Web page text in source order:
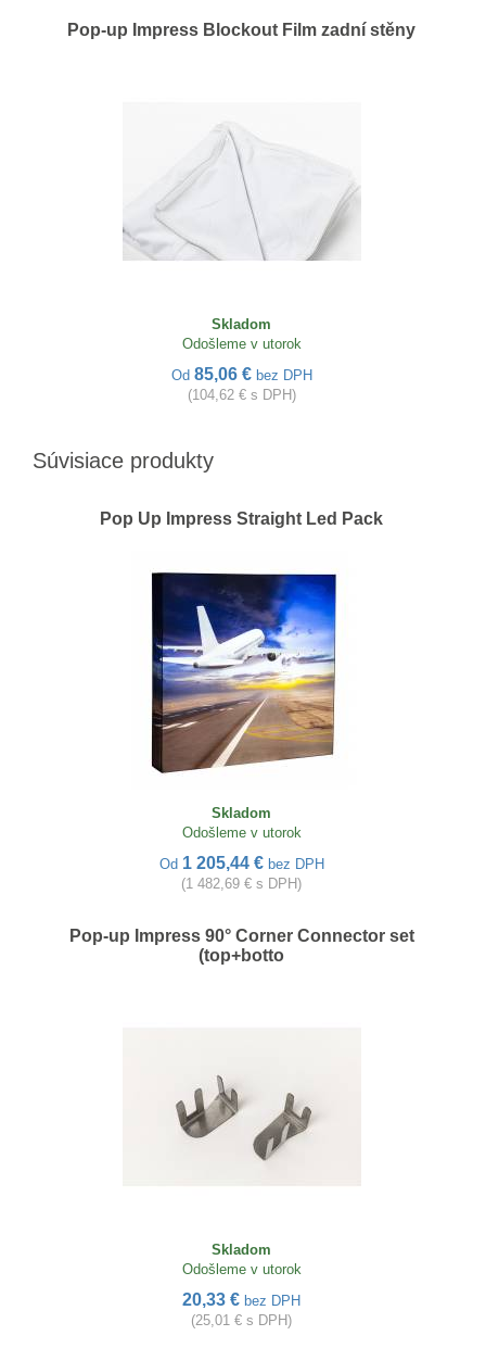
Pop-up Impress Blockout Film zadní stěny
Skladom
Odošleme v utorok
Od 85,06 € bez DPH
(104,62 € s DPH)
Súvisiace produkty
Pop Up Impress Straight Led Pack
Skladom
Odošleme v utorok
Od 1 205,44 € bez DPH
(1 482,69 € s DPH)
Pop-up Impress 90° Corner Connector set
(top+botto
Skladom
Odošleme v utorok
20,33 € bez DPH
(25,01 € s DPH)